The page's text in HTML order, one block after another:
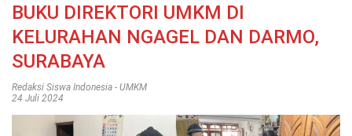
BUKU DIREKTORI UMKM DI
KELURAHAN NGAGEL DAN DARMO,
SURABAYA
Redaksi Siswa Indonesia - UMKM
24 Juli 2024